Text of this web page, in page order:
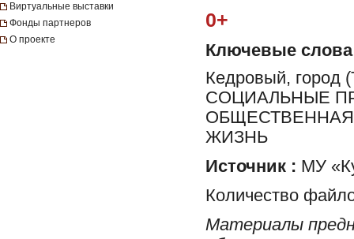
Виртуальные выставки
Фонды партнеров
О проекте
0+
Ключевые слова
Кедровый,
СОЦИАЛЬНЫЕ
ЖИЗНЬ
Источник : МУ
Количество
Материалы